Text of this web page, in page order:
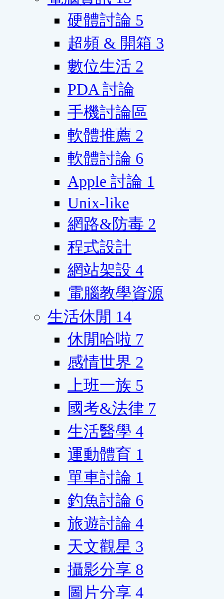
硬體討論 5
超頻 & 開箱 3
數位生活 2
PDA 討論
手機討論區
軟體推薦 2
軟體討論 6
Apple 討論 1
Unix-like
網路&防毒 2
程式設計
網站架設 4
電腦教學資源
生活休閒 14
休閒哈啦 7
感情世界 2
上班一族 5
國考&法律 7
生活醫學 4
運動體育 1
單車討論 1
釣魚討論 6
旅遊討論 4
天文觀星 3
攝影分享 8
圖片分享 4